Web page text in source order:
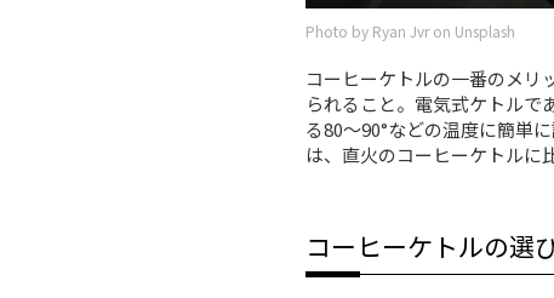
Photo by Ryan Jvr on Unsplash
コーヒーケトルの一番のメリ
られること。電気式ケトルで
る80〜90°などの温度に簡単
は、直火のコーヒーケトルに
コーヒーケトルの選